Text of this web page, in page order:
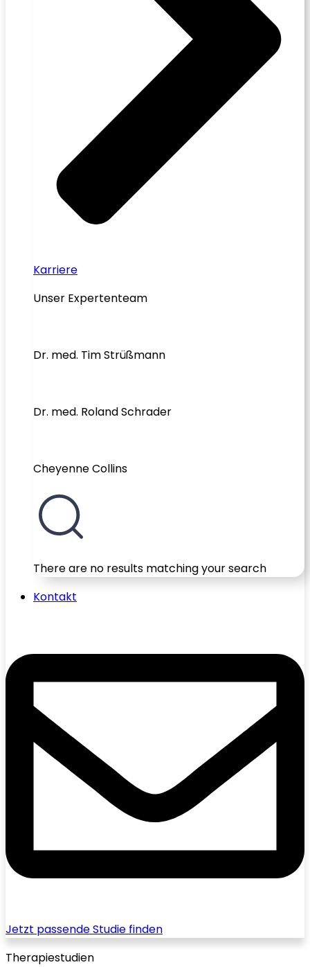
Karriere
Unser Expertenteam
Dr. med. Tim Strüßmann
Dr. med. Roland Schrader
Cheyenne Collins
There are no results matching your search
Kontakt
Jetzt passende Studie finden
Therapiestudien